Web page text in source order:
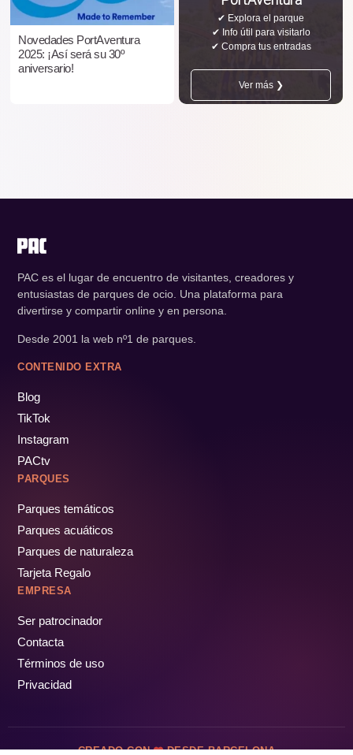
Novedades PortAventura
2025: ¡Así será su 30º
aniversario!
✔ Explora el parque
✔ Info útil para visitarlo
✔ Compra tus entradas
Ver más ❯
PAC es el lugar de encuentro de visitantes, creadores y
entusiastas de parques de ocio. Una plataforma para
divertirse y compartir online y en persona.
Desde 2001 la web nº1 de parques.
CONTENIDO EXTRA
Blog
TikTok
Instagram
PACtv
PARQUES
Parques temáticos
Parques acuáticos
Parques de naturaleza
Tarjeta Regalo
EMPRESA
Ser patrocinador
Contacta
Términos de uso
Privacidad
CREADO CON DESDE BARCELONA